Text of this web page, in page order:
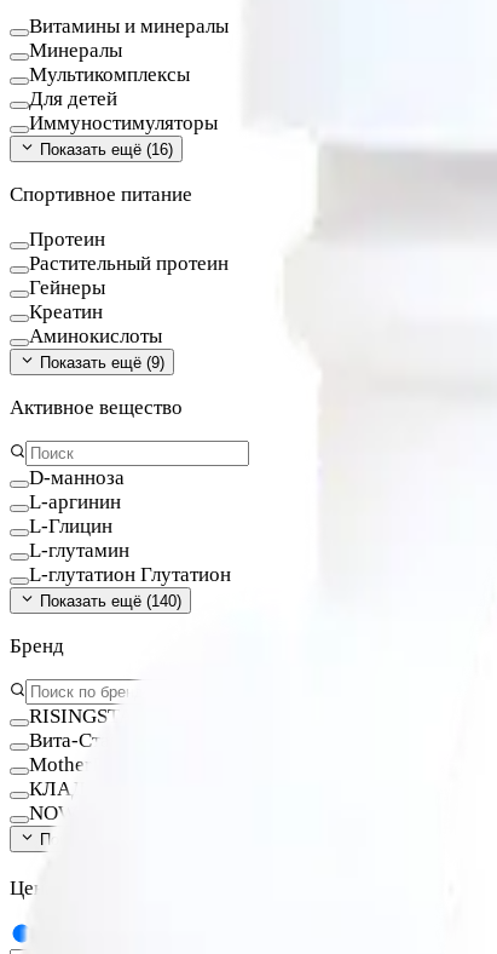
Витамины и минералы
Минералы
Мультикомплексы
Для детей
Иммуностимуляторы
Показать ещё (16)
Спортивное питание
Протеин
Растительный протеин
Гейнеры
Креатин
Аминокислоты
Показать ещё (9)
Активное вещество
D-манноза
L-аргинин
L-Глицин
L-глутамин
L-глутатион Глутатион
Показать ещё (140)
Бренд
RISINGSTAR
Вита-Стандарт
MotherPlant
КЛАДОВИТ
NOW FOODS
Показать ещё (
Цена, ₽